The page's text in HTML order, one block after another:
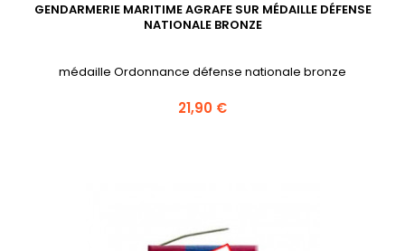
GENDARMERIE MARITIME AGRAFE SUR MÉDAILLE DÉFENSE
NATIONALE BRONZE
médaille Ordonnance défense nationale bronze
Prix
21,90 €